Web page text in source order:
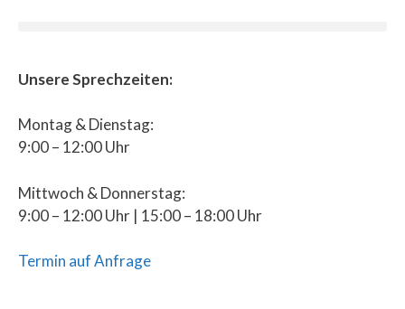
Unsere Sprechzeiten:
Montag & Dienstag:
9:00 – 12:00 Uhr
Mittwoch & Donnerstag:
9:00 – 12:00 Uhr | 15:00 – 18:00 Uhr
Termin auf Anfrage